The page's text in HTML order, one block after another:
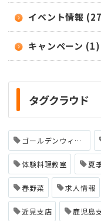
イベント情報
キャンペーン (1)
タグクラウド
ゴールデンウィーク
体験料理教室 夏
春野菜 求人情報
近見支店 鹿児島